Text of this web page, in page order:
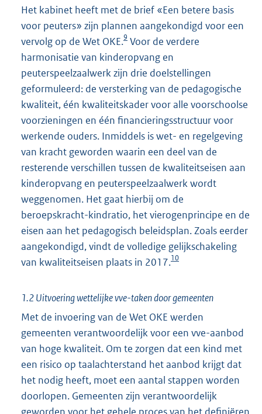
Het kabinet heeft met de brief «Een betere basis
voor peuters» zijn plannen aangekondigd voor een
vervolg op de Wet OKE.9 Voor de verdere
harmonisatie van kinderopvang en
peuterspeelzaalwerk zijn drie doelstellingen
geformuleerd: de versterking van de pedagogische
kwaliteit, één kwaliteitskader voor alle voorschoolse
voorzieningen en één financieringsstructuur voor
werkende ouders. Inmiddels is wet- en regelgeving
van kracht geworden waarin een deel van de
resterende verschillen tussen de kwaliteitseisen aan
kinderopvang en peuterspeelzaalwerk wordt
weggenomen. Het gaat hierbij om de
beroepskracht-kindratio, het vierogenprincipe en de
eisen aan het pedagogisch beleidsplan. Zoals eerder
aangekondigd, vindt de volledige gelijkschakeling
van kwaliteitseisen plaats in 2017.10
1.2 Uitvoering wettelijke vve-taken door gemeenten
Met de invoering van de Wet OKE werden
gemeenten verantwoordelijk voor een vve-aanbod
van hoge kwaliteit. Om te zorgen dat een kind met
een risico op taalachterstand het aanbod krijgt dat
het nodig heeft, moet een aantal stappen worden
doorlopen. Gemeenten zijn verantwoordelijk